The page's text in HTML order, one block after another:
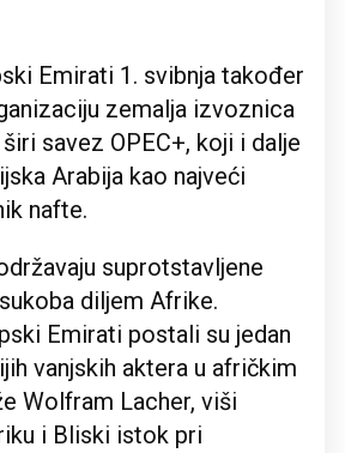
Emirati 1. svibnja također
zemalja izvoznica
savez OPEC+, koji i dalje
Arabija kao najveći
nafte.
suprotstavljene
diljem Afrike.
Emirati postali su jedan
vanjskih aktera u afričkim
Wolfram Lacher, viši
i Bliski istok pri